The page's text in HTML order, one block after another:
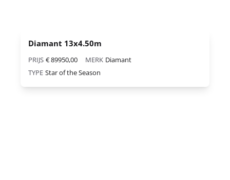
Diamant 13x4.50m
PRIJS € 89950,00 MERK Diamant
TYPE Star of the Season